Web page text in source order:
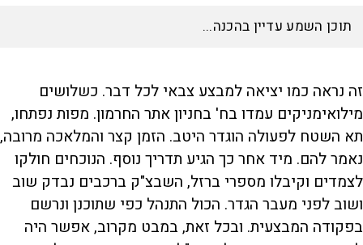
תוכן השמע עדיין בהכנה...
זה נראה כמו יציאה למבצע צבאי לכל דבר. כשלושים
מילואימניקים עמדו בח' בחניון אתר החרמון. מפות נפתחו,
תא השטח לפעולה הוגדר היטב. הזמן קצר והמלאכה מרובה,
נאמר להם. מיד אחר כך הגיע תדריך נוסף. הנוכחים חולקו
לצמדים וקיבלו מספרי ברזל, השבצ"ק ברכבים נבדק שוב
ושוב לפני מעבר הגדר. הכול התנהל כפי שתוכנן ונרשם
בפקודה המבצעית. ובכל זאת, במבט מקרוב, אפשר היה